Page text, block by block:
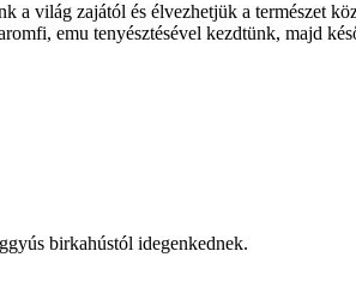
világ zajától és élvezhetjük a természet
emu tenyésztésével kezdtünk, majd
birkahústól idegenkednek.